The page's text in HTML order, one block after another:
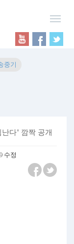
중기
다" 깜짝 공개
수정